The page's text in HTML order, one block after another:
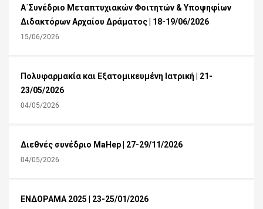
Α´Συνέδριο Μεταπτυχιακών Φοιτητών & Υποψηφίων
Διδακτόρων Αρχαίου Δράματος | 18-19/06/2026
15/06/2026
Πολυφαρμακία και Εξατομικευμένη Ιατρική | 21-
23/05/2026
04/05/2026
Διεθνές συνέδριο MaHep | 27-29/11/2026
04/05/2026
ΕΝΔΟΡΑΜΑ 2025 | 23-25/01/2026